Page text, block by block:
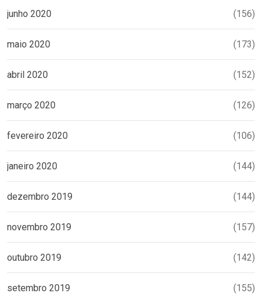
junho 2020 (156)
maio 2020 (173)
abril 2020 (152)
março 2020 (126)
fevereiro 2020 (106)
janeiro 2020 (144)
dezembro 2019 (144)
novembro 2019 (157)
outubro 2019 (142)
setembro 2019 (155)